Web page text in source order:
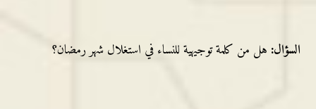
السؤال: هل من كلمة توجيهية للنساء في استغلال شهر رمضان؟